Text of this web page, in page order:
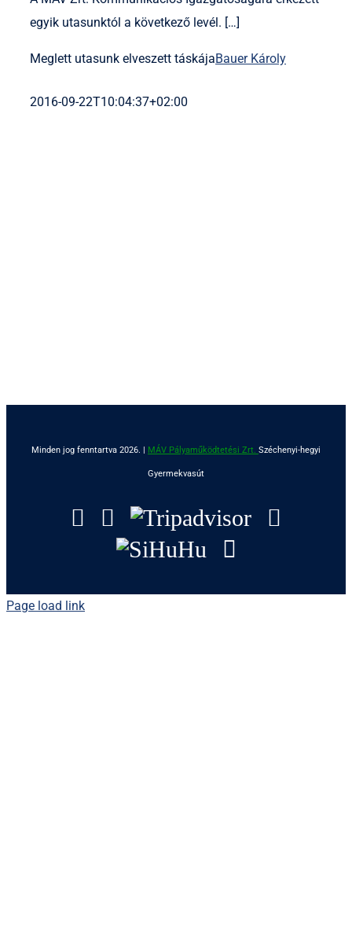
egyik utasunktól a következő levél. […]
Meglett utasunk elveszett táskájaBauer Károly
2016-09-22T10:04:37+02:00
Minden jog fenntartva 2026. | MÁV Pályaműködtetési Zrt. Széchenyi-hegyi
Gyermekvasút
Facebook
Instagram
Tripadvisor
SiHuHu
Page load link